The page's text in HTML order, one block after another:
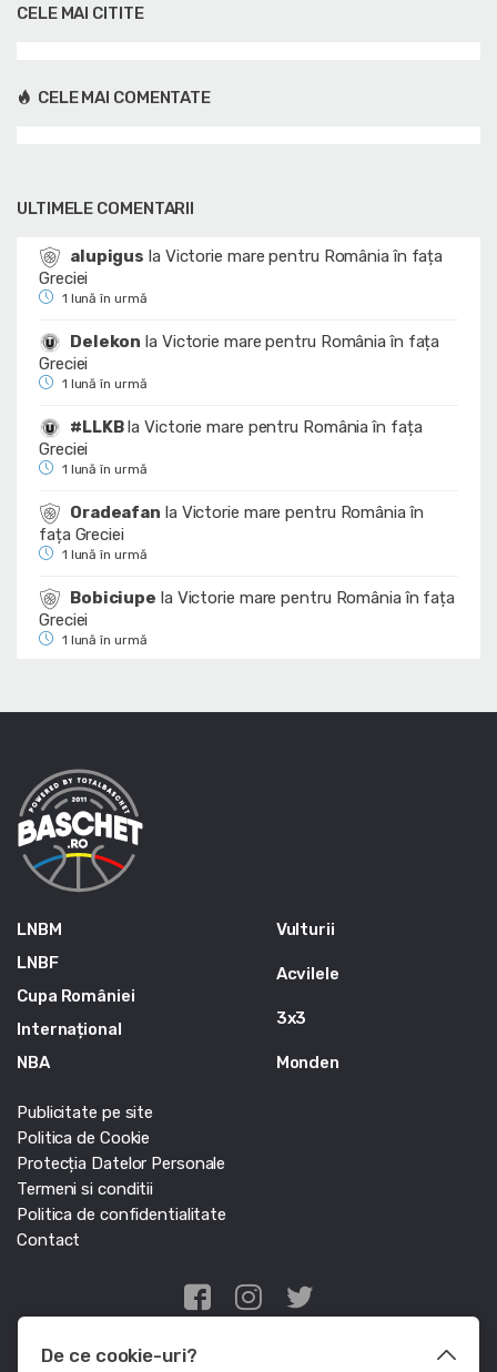
CELE MAI CITITE
CELE MAI COMENTATE
ULTIMELE COMENTARII
alupigus la Victorie mare pentru România în fața
Greciei
1 lună în urmă
Delekon la Victorie mare pentru România în fața
Greciei
1 lună în urmă
#LLKBlaVictorie mare pentru România în fața
Greciei
1 lună în urmă
Oradeafan la Victorie mare pentru România în
fața Greciei
1 lună în urmă
Bobiciupe la Victorie mare pentru România în fața
Greciei
1 lună în urmă
LNBM
LNBF
Cupa României
Internațional
NBA
Vulturii
Acvilele
3x3
Monden
Publicitate pe site
Politica de Cookie
Protecția Datelor Personale
Termeni si conditii
Politica de confidentialitate
Contact
Edris Digital Agency
De ce cookie-uri?